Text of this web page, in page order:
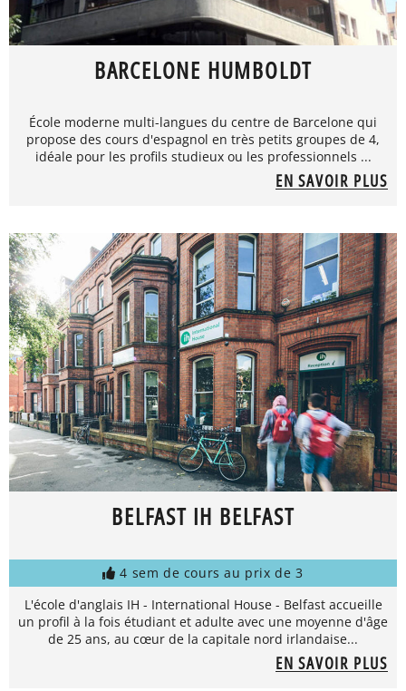
BARCELONE HUMBOLDT
École moderne multi-langues du centre de Barcelone qui
propose des cours d'espagnol en très petits groupes de 4,
idéale pour les profils studieux ou les professionnels ...
EN SAVOIR PLUS
BELFAST IH BELFAST
4 sem de cours au prix de 3
L'école d'anglais IH - International House - Belfast accueille
un profil à la fois étudiant et adulte avec une moyenne d'âge
de 25 ans, au cœur de la capitale nord irlandaise...
EN SAVOIR PLUS